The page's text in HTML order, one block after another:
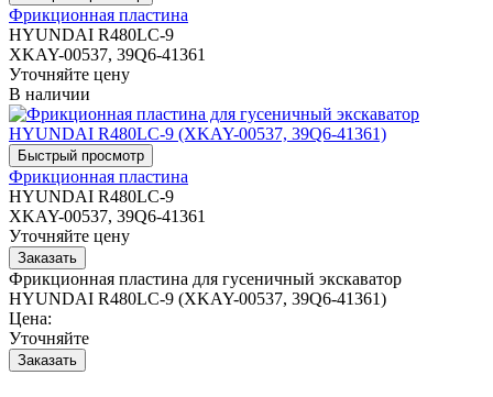
Фрикционная пластина
HYUNDAI R480LC-9
XKAY-00537, 39Q6-41361
Уточняйте цену
В наличии
Фрикционная пластина
HYUNDAI R480LC-9
XKAY-00537, 39Q6-41361
Уточняйте цену
Фрикционная пластина для гусеничный экскаватор
HYUNDAI R480LC-9 (XKAY-00537, 39Q6-41361)
Цена:
Уточняйте